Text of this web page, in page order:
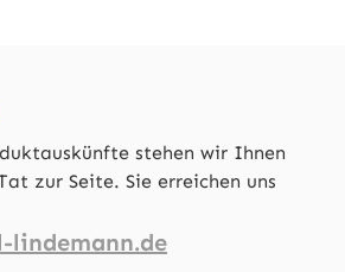
stehen wir Ihnen
zur Seite. Sie erreichen uns
lindemann.de